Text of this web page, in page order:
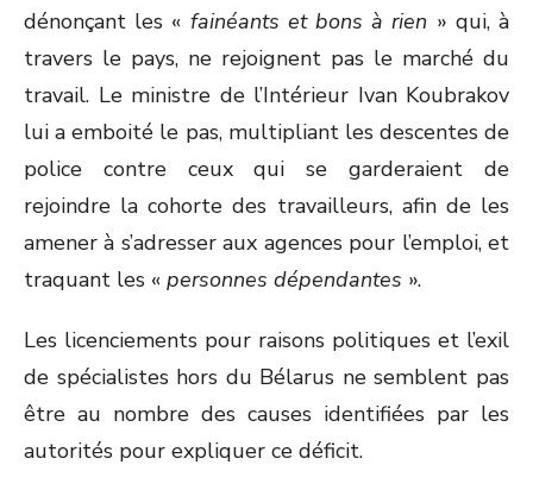
dénonçant les « fainéants et bons à rien » qui, à
travers le pays, ne rejoignent pas le marché du
travail. Le ministre de l’Intérieur Ivan Koubrakov
lui a emboité le pas, multipliant les descentes de
police contre ceux qui se garderaient de
rejoindre la cohorte des travailleurs, afin de les
amener à s’adresser aux agences pour l’emploi, et
traquant les « personnes dépendantes ».
Les licenciements pour raisons politiques et l’exil
de spécialistes hors du Bélarus ne semblent pas
être au nombre des causes identifiées par les
autorités pour expliquer ce déficit.